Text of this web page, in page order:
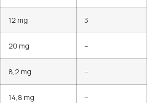
12 mg 3
20 mg –
8,2 mg –
14,8 mg –